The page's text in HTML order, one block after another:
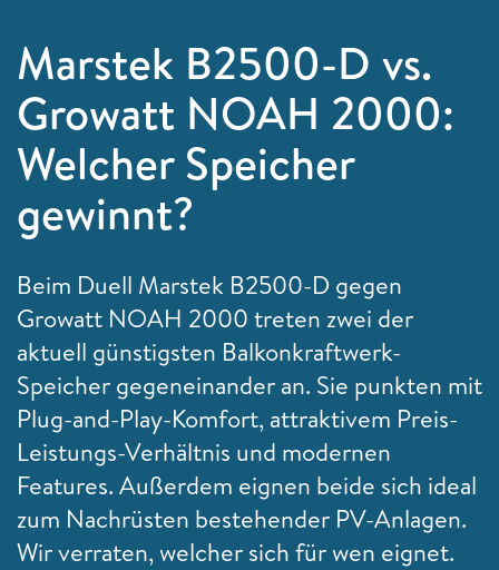
Marstek B2500-D vs.
Growatt NOAH 2000:
Welcher Speicher
gewinnt?
Beim Duell Marstek B2500-D gegen
Growatt NOAH 2000 treten zwei der
aktuell günstigsten Balkonkraftwerk-
Speicher gegeneinander an. Sie punkten mit
Plug-and-Play-Komfort, attraktivem Preis-
Leistungs-Verhältnis und modernen
Features. Außerdem eignen beide sich ideal
zum Nachrüsten bestehender PV-Anlagen.
Wir verraten, welcher sich für wen eignet.